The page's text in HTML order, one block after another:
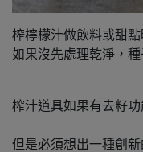
榨檸檬汁做飲料或甜
如果沒先處理乾淨，
榨汁道具如果有去籽
但是必須想出一種創新